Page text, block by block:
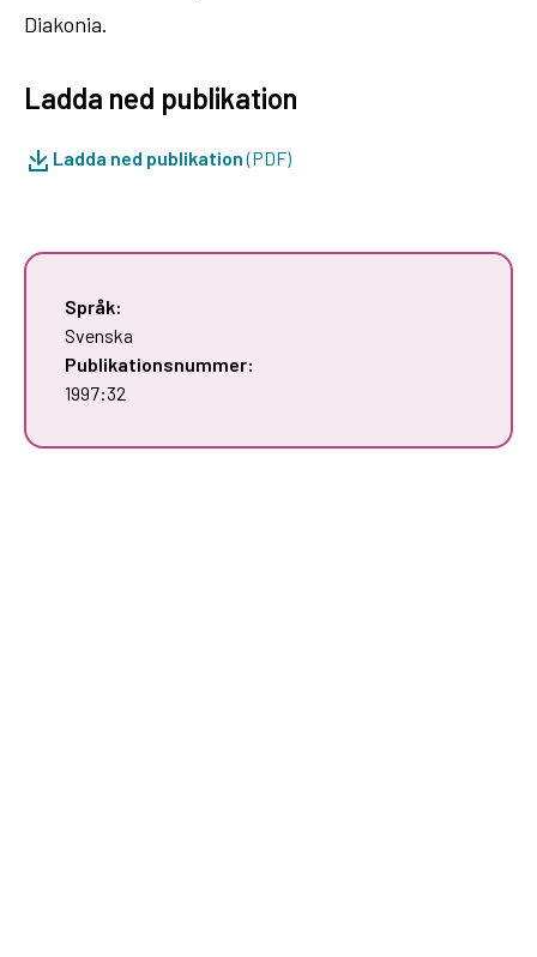
Diakonia.
Ladda ned publikation
Ladda ned publikation(PDF)
Språk:
Svenska
Publikationsnummer:
1997:32